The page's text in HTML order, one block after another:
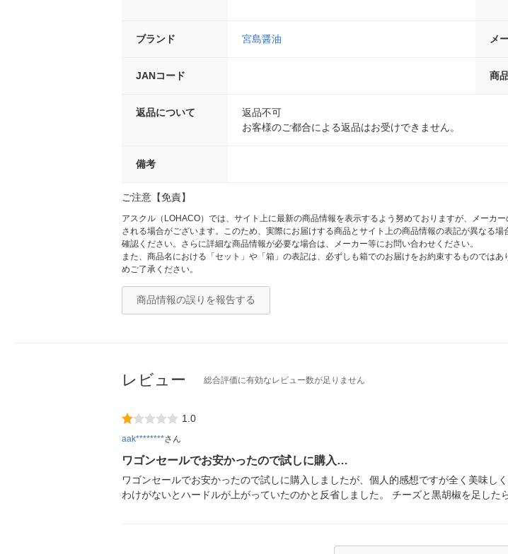
ブランド 宮島醤油 メ
JANコード 商
返品について
返品不可
お客様のご都合による返品はお受けできません。
備考
ご注意【免責】
アスクル（LOHACO）では、サイト上に最新の商品情報を表示するよう努めておりますが、メーカ
される場合がございます。このため、実際にお届けする商品とサイト上の商品情報の表記が異なる
確認ください。さらに詳細な商品情報が必要な場合は、メーカー等にお問い合わせください。
また、商品名における「セット」や「箱」の表記は、必ずしも箱でのお届けをお約束するものでは
めご了承ください。
商品情報の誤りを報告する
レビュー 総合評価に有効なレビュー数が足りません
1.0
aak********さん
ワゴンセールでお安かったので試しに購入…
ワゴンセールでお安かったので試しに購入しましたが、個人的感想ですが全く美味
わけがないとハードルが上がっていたのかと反省しました。 チーズと黒胡椒を足した